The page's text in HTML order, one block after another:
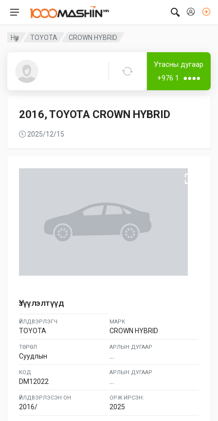
Нүүр TOYOTA CROWN HYBRID
Утасны дугаар
+976 1 ●●●●
2016, TOYOTA CROWN HYBRID
2025/12/15
Үзүүлэлтүүд
ҮЙЛДВЭРЛЭГЧ
TOYOTA
МАРК
CROWN HYBRID
ТӨРӨЛ
Суудлын
АРЛЫН ДУГААР
КОД
DM12022
АРЛЫН ДУГААР
ҮЙЛДВЭРЛЭСЭН ОН
2016/
ОРЖ ИРСЭН:
2025
Дугаар аваагүй